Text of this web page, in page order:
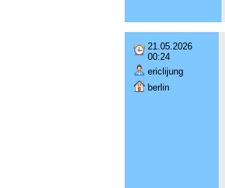
21.05.2026
00:24
ericlijung
berlin